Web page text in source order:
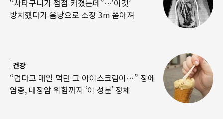
“사타구니가 점점 커졌는데”…‘이것’
방치했다가 음낭으로 소장 3m 쏟아져
건강
“덥다고 매일 먹던 그 아이스크림이…” 장에
염증, 대장암 위험까지 ‘이 성분’ 정체